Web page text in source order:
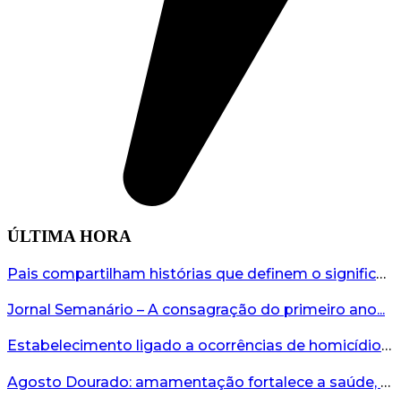
ÚLTIMA HORA
Pais compartilham histórias que definem o significado da missão...
Jornal Semanário – A consagração do primeiro ano...
Estabelecimento ligado a ocorrências de homicídio é interditado durante fiscalização em Bento...
Agosto Dourado: amamentação fortalece a saúde, o desenvolvimento e os vínculos...